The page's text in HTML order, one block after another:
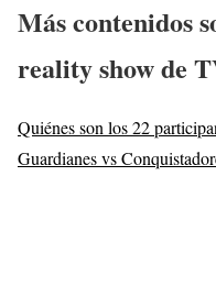
Más contenidos
reality show de
Quiénes son los 22
Guardianes vs